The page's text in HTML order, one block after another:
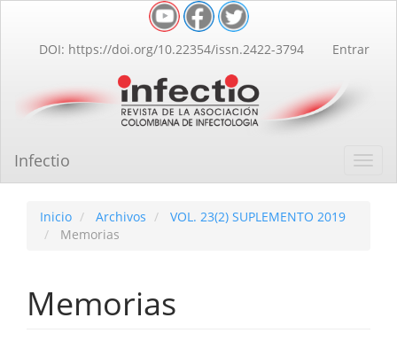
Contenido
principal
lateral
DOI: https://doi.org/10.22354/issn.2422-3794 Entrar
Infectio
Inicio Archivos
VOL. 23(2) SUPLEMENTO 2019
Memorias
Memorias